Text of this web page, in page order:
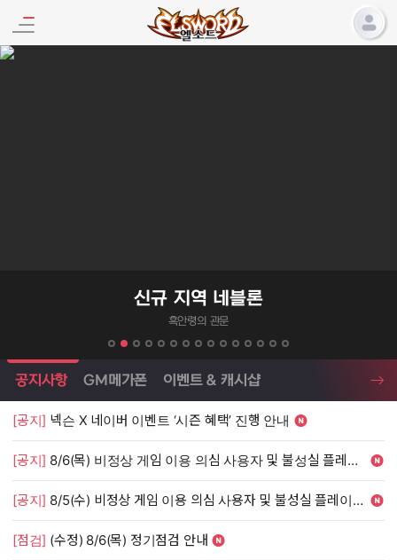
엘소드 프로모션
신규 지역 네블론
흑안령의 관문
엘소드 소식
공지사항 GM메가폰 이벤트 & 캐시샵
[공지] 넥슨 X 네이버 이벤트 ‘시즌 혜택’ 진행 안내
[공지] 8/6(목) 비정상 게임 이용 의심 사용자 및 불성실 플레이 단속 안내
[공지] 8/5(수) 비정상 게임 이용 의심 사용자 및 불성실 플레이 단속 안내
[점검] (수정) 8/6(목) 정기점검 안내